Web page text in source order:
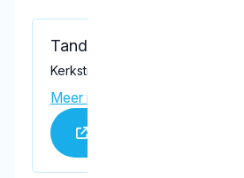
Tandheelkundig Centrum
Kerkstraat 1, Numansdorp 3281 XJ
Meer informatie praktijk